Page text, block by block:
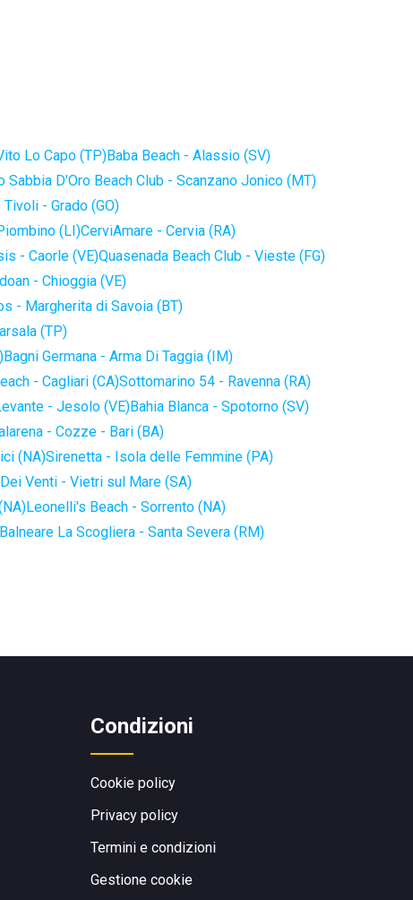
Lo Capo (TP)Baba Beach - Alassio (SV)
Sabbia D'Oro Beach Club - Scanzano Jonico (MT)
Tivoli - Grado (GO)
(LI)CerviAmare - Cervia (RA)
- Caorle (VE)Quasenada Beach Club - Vieste (FG)
- Chioggia (VE)
- Margherita di Savoia (BT)
(TP)
Bagni Germana - Arma Di Taggia (IM)
- Cagliari (CA)Sottomarino 54 - Ravenna (RA)
- Jesolo (VE)Bahia Blanca - Spotorno (SV)
- Cozze - Bari (BA)
(NA)Sirenetta - Isola delle Femmine (PA)
Venti - Vietri sul Mare (SA)
Leonelli's Beach - Sorrento (NA)
La Scogliera - Santa Severa (RM)
Condizioni
Cookie policy
Privacy policy
Termini e condizioni
Gestione cookie